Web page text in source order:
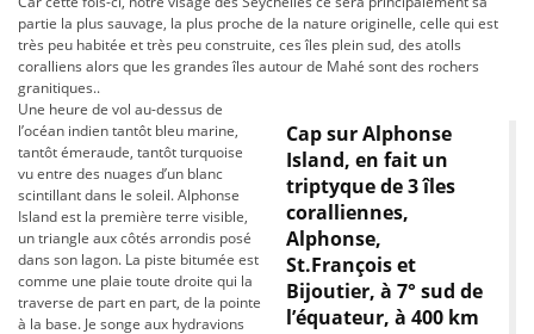
partie la plus sauvage, la plus proche de la nature originelle, celle qui est
très peu habitée et très peu construite, ces îles plein sud, des atolls
coralliens alors que les grandes îles autour de Mahé sont des rochers
granitiques..
Cap sur Alphonse
Island, en fait un
triptyque de 3 îles
coralliennes,
Alphonse,
St.François et
Bijoutier, à 7° sud de
l’équateur, à 400 km
Une heure de vol au-dessus de
l’océan indien tantôt bleu marine,
tantôt émeraude, tantôt turquoise
vu entre des nuages d’un blanc
scintillant dans le soleil. Alphonse
Island est la première terre visible,
un triangle aux côtés arrondis posé
dans son lagon. La piste bitumée est
comme une plaie toute droite qui la
traverse de part en part, de la pointe
à la base. Je songe aux hydravions